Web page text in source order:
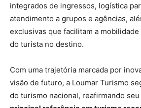
integrados de ingressos, logística
atendimento a grupos e agências,
exclusivas que facilitam a
do turista no destino.
Com uma trajetória marcada por
visão de futuro, a Loumar Turismo
do turismo nacional, reafirmando